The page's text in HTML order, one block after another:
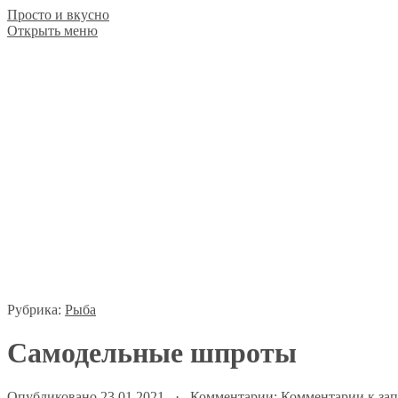
Просто и вкусно
Открыть меню
Рубрика: Рыба
Самодельные шпроты